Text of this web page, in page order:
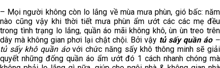
– Mọi người không còn lo lắng về mùa mưa phùn, gió bấc: năm
nào cũng vậy khi thời tiết mưa phùn ẩm ướt các các mẹ đều
trong tình trạng lo lắng, quần áo mãi không khô, ùn ùn treo trên
dây mà không gian phơi lại chật chội. Bởi vậy tủ sấy quần áo –
tủ sấy khô quần áovới chức năng sấy khô thông minh sẽ giải
quyết những đống quần áo ẩm ướt đó 1 cách nhanh chóng mà